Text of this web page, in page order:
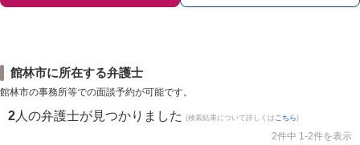
館林市に所在する弁護士
館林市の事務所等での面談予約が可能です。
2 人の弁護士が見つかりました (検索結果について詳しくは こちら)
2件中 1-2件を表示